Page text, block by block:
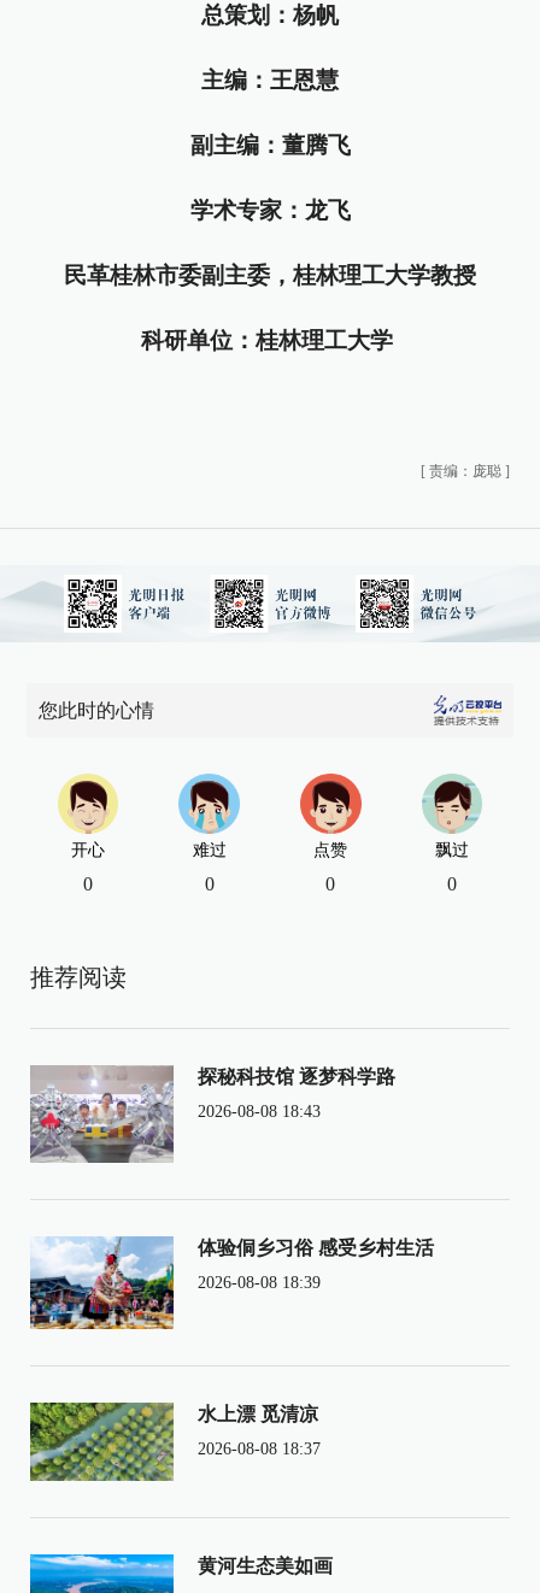
总策划：杨帆
主编：王恩慧
副主编：董腾飞
学术专家：龙飞
民革桂林市委副主委，桂林理工大学教授
科研单位：桂林理工大学
[ 责编：庞聪 ]
您此时的心情
开心
0
难过
0
点赞
0
飘过
0
推荐阅读
探秘科技馆 逐梦科学路
2026-08-08 18:43
体验侗乡习俗 感受乡村生活
2026-08-08 18:39
水上漂 觅清凉
2026-08-08 18:37
黄河生态美如画